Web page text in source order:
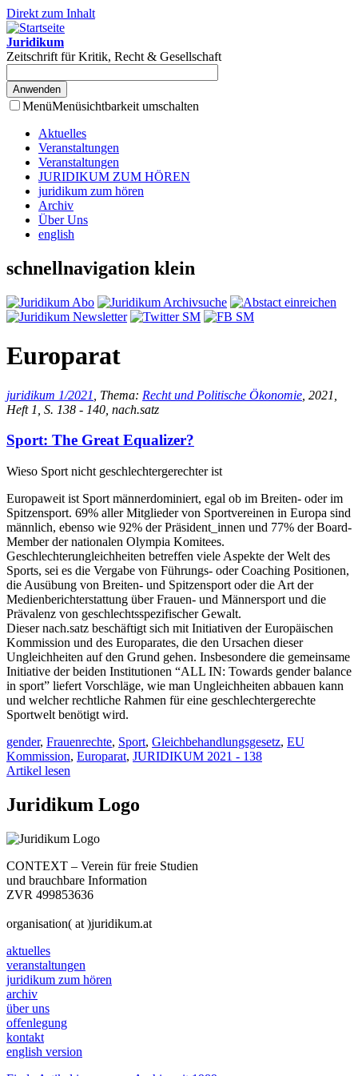
Direkt zum Inhalt
Juridikum
Zeitschrift für Kritik, Recht & Gesellschaft
MenüMenüsichtbarkeit umschalten
Aktuelles
Veranstaltungen
Veranstaltungen
JURIDIKUM ZUM HÖREN
juridikum zum hören
Archiv
Über Uns
english
schnellnavigation klein
Europarat
juridikum 1/2021 , Thema: Recht und Politische Ökonomie , 2021,
Heft 1, S. 138 - 140, nach.satz
Sport: The Great Equalizer?
Wieso Sport nicht geschlechtergerechter ist
Europaweit ist Sport männerdominiert, egal ob im Breiten- oder im
Spitzensport. 69% aller Mitglieder von Sportvereinen in Europa sind
männlich, ebenso wie 92% der Präsident_innen und 77% der Board-
Member der nationalen Olympia Komitees.
Geschlechterungleichheiten betreffen viele Aspekte der Welt des
Sports, sei es die Vergabe von Führungs- oder Coaching Positionen,
die Ausübung von Breiten- und Spitzensport oder die Art der
Medienberichterstattung über Frauen- und Männersport und die
Prävalenz von geschlechtsspezifischer Gewalt.
Dieser nach.satz beschäftigt sich mit Initiativen der Europäischen
Kommission und des Europarates, die den Ursachen dieser
Ungleichheiten auf den Grund gehen. Insbesondere die gemeinsame
Initiative der beiden Institutionen “ALL IN: Towards gender balance
in sport” liefert Vorschläge, wie man Ungleichheiten abbauen kann
und welcher rechtliche Rahmen für eine geschlechtergerechte
Sportwelt benötigt wird.
gender, Frauenrechte, Sport, Gleichbehandlungsgesetz, EU
Kommission, Europarat, JURIDIKUM 2021 - 138
Artikel lesen
Juridikum Logo
CONTEXT – Verein für freie Studien
und brauchbare Information
ZVR 499853636
organisation( at )juridikum.at
aktuelles
veranstaltungen
juridikum zum hören
archiv
über uns
offenlegung
kontakt
english version